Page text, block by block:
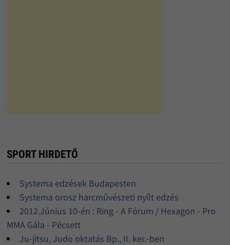
SPORT HIRDETŐ
Systema edzések Budapesten
Systema orosz harcmûvészeti nyílt edzés
2012.Június 10-én : Ring - A Fórum / Hexagon - Pro
MMA Gála - Pécsett
Ju-jitsu, Judo oktatás Bp., II. ker.-ben